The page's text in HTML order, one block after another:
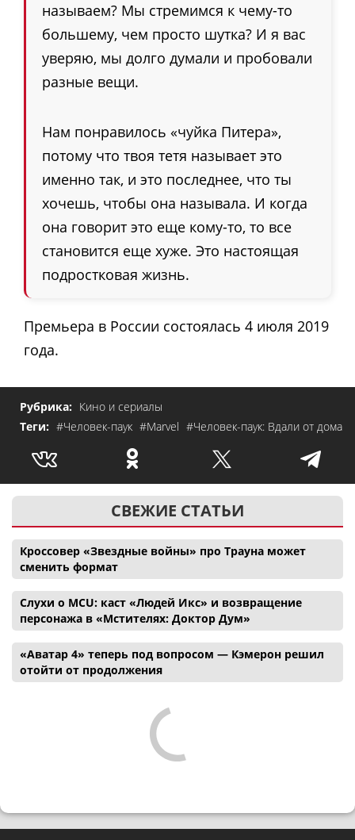
называем? Мы стремимся к чему-то
большему, чем просто шутка? И я вас
уверяю, мы долго думали и пробовали
разные вещи.
Нам понравилось «чуйка Питера»,
потому что твоя тетя называет это
именно так, и это последнее, что ты
хочешь, чтобы она называла. И когда
она говорит это еще кому-то, то все
становится еще хуже. Это настоящая
подростковая жизнь.
Премьера в России состоялась 4 июля 2019
года.
Рубрика: Кино и сериалы
Теги: #Человек-паук #Marvel #Человек-паук: Вдали от дома
СВЕЖИЕ СТАТЬИ
Кроссовер «Звездные войны» про Трауна может
сменить формат
Слухи о MCU: каст «Людей Икс» и возвращение
персонажа в «Мстителях: Доктор Дум»
«Аватар 4» теперь под вопросом — Кэмерон решил
отойти от продолжения